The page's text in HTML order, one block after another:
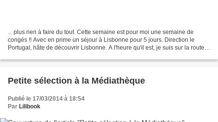
... plus rien à faire du tout. Cette semaine est pour moi une semaine de
congés !! Avec en prime un séjour à Lisbonne pour 5 jours. Direction le
Portugal, hâte de découvrir Lisbonne. A l'heure qu'il est, je suis sur la route
Petite sélection à la Médiathèque
Publié le 17/03/2014 à 18:54
Par Lilibook